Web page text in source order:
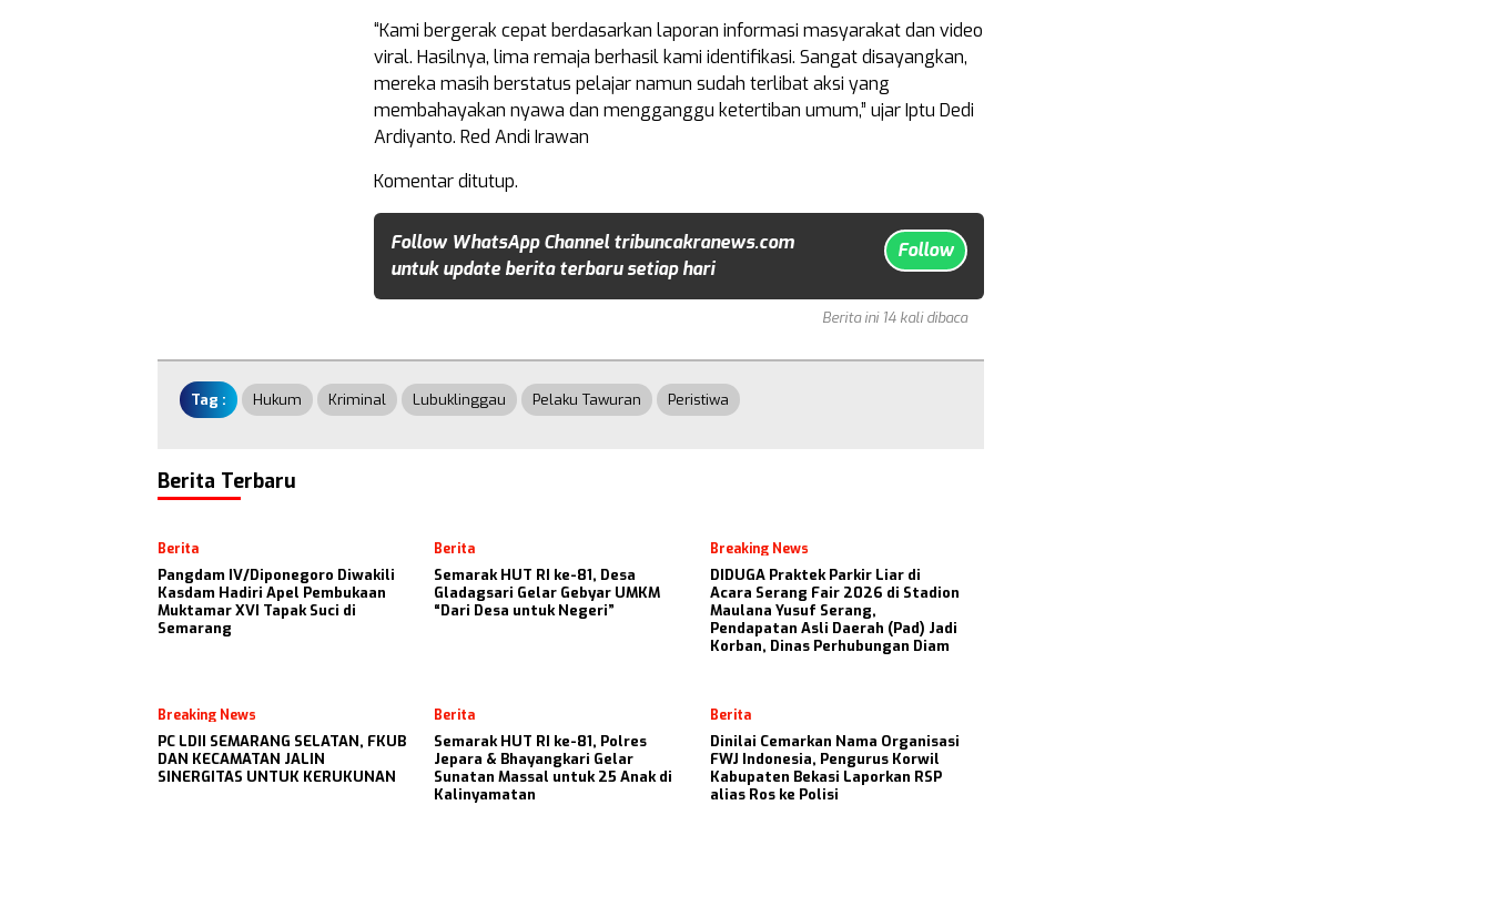
“Kami bergerak cepat berdasarkan laporan informasi masyarakat dan video
viral. Hasilnya, lima remaja berhasil kami identifikasi. Sangat disayangkan,
mereka masih berstatus pelajar namun sudah terlibat aksi yang
membahayakan nyawa dan mengganggu ketertiban umum,” ujar Iptu Dedi
Ardiyanto. Red Andi Irawan
Komentar ditutup.
Follow WhatsApp Channel tribuncakranews.com
untuk update berita terbaru setiap hari
Follow
Berita ini 14 kali dibaca
Tag : Hukum Kriminal Lubuklinggau Pelaku Tawuran Peristiwa
Berita Terbaru
Berita
Pangdam IV/Diponegoro Diwakili
Kasdam Hadiri Apel Pembukaan
Muktamar XVI Tapak Suci di
Semarang
Berita
Semarak HUT RI ke-81, Desa
Gladagsari Gelar Gebyar UMKM
“Dari Desa untuk Negeri”
Breaking News
DIDUGA Praktek Parkir Liar di
Acara Serang Fair 2026 di Stadion
Maulana Yusuf Serang,
Pendapatan Asli Daerah (Pad) Jadi
Korban, Dinas Perhubungan Diam
Breaking News
PC LDII SEMARANG SELATAN, FKUB
DAN KECAMATAN JALIN
SINERGITAS UNTUK KERUKUNAN
Berita
Semarak HUT RI ke-81, Polres
Jepara & Bhayangkari Gelar
Sunatan Massal untuk 25 Anak di
Kalinyamatan
Berita
Dinilai Cemarkan Nama Organisasi
FWJ Indonesia, Pengurus Korwil
Kabupaten Bekasi Laporkan RSP
alias Ros ke Polisi